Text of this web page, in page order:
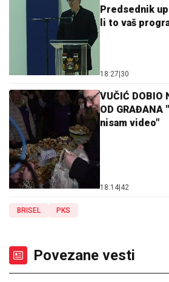
Predsednik
li to vaš
18:27 30
VUČIĆ DOBIO
OD
nisam video"
18:14 42
BRISEL PKS
Povezane vesti